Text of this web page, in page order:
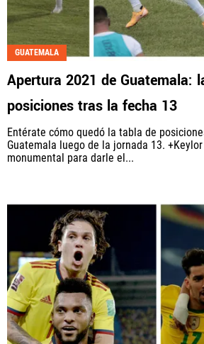
GUATEMALA
Apertura 2021 de Guatemala:
posiciones tras la fecha 13
Entérate cómo quedó la tabla de
Guatemala luego de la jornada 13.
monumental para darle el...